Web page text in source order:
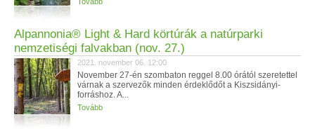
Alpannonia® Light & Hard körtúrák a natúrparki
nemzetiségi falvakban (nov. 27.)
2021. november 06. 12:00
November 27-én szombaton reggel 8.00 órától szeretettel
várnak a szervezők minden érdeklődőt a Kiszsidányi-
forráshoz. A...
Tovább